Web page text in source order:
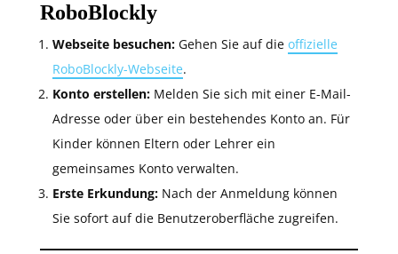
RoboBlockly
Webseite besuchen: Gehen Sie auf die offizielle
RoboBlockly-Webseite.
Konto erstellen: Melden Sie sich mit einer E-Mail-
Adresse oder über ein bestehendes Konto an. Für
Kinder können Eltern oder Lehrer ein
gemeinsames Konto verwalten.
Erste Erkundung: Nach der Anmeldung können
Sie sofort auf die Benutzeroberfläche zugreifen.